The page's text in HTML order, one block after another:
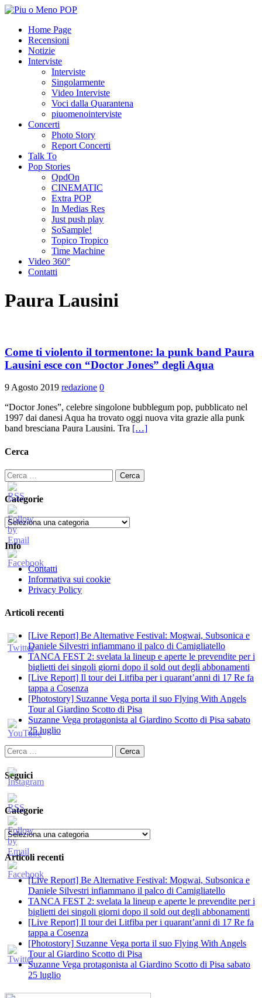
Home Page
Recensioni
Notizie
Interviste
Interviste
Singolarmente
Video Interviste
Voci dalla Quarantena
piuomenointerviste
Concerti
Photo Story
Report Concerti
Talk To
Pop Stories
QpdOn
CINEMATIC
Extra POP
In Medias Res
Just push play
SoSample!
Topico Tropico
Time Machine
Video 360°
Contatti
Paura Lausini
Come ti violento il tormentone: la punk band Paura
Lausini esce con “Doctor Jones” degli Aqua
9 Agosto 2019 redazione 0
“Doctor Jones”, celebre singolone bubblegum pop, pubblicato nel
1997 dai danesi Aqua ha trovato oggi nuova vita grazie alla punk
band bresciana Paura Lausini. Tra […]
Cerca
Ricerca
per:
Categorie
Categorie
Info
Contatti
Informativa sui cookie
Privacy Policy
Articoli recenti
[Live Report] Be Alternative Festival: Mogwai, Subsonica e
Daniele Silvestri infiammano il palco di Camigliatello
TANCA FEST 2: svelata la lineup e aperte le prevendite per i
biglietti dei singoli giorni dopo il sold out degli abbonamenti
[Live Report] Il tour dei Litfiba per i quarant’anni di 17 Re fa
tappa a Cosenza
[Photostory] Suzanne Vega porta il suo Flying With Angels
Tour al Giardino Scotto di Pisa
Suzanne Vega protagonista al Giardino Scotto di Pisa sabato
25 luglio
Ricerca
per:
Seguici
Categorie
Categorie
Articoli recenti
[Live Report] Be Alternative Festival: Mogwai, Subsonica e
Daniele Silvestri infiammano il palco di Camigliatello
TANCA FEST 2: svelata la lineup e aperte le prevendite per i
biglietti dei singoli giorni dopo il sold out degli abbonamenti
[Live Report] Il tour dei Litfiba per i quarant’anni di 17 Re fa
tappa a Cosenza
[Photostory] Suzanne Vega porta il suo Flying With Angels
Tour al Giardino Scotto di Pisa
Suzanne Vega protagonista al Giardino Scotto di Pisa sabato
25 luglio